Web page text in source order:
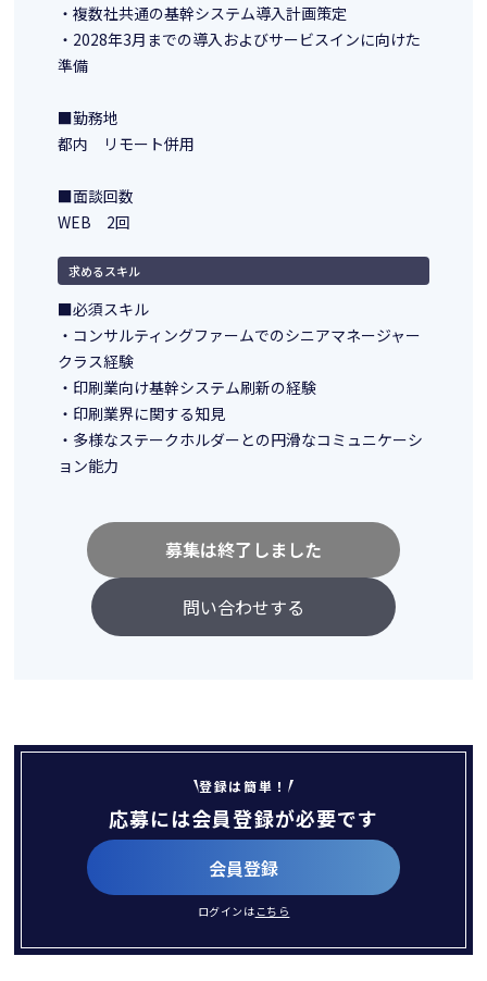
・複数社共通の基幹システム導入計画策定
・2028年3月までの導入およびサービスインに向けた
準備
■勤務地
都内 リモート併用
■面談回数
WEB 2回
求めるスキル
■必須スキル
・コンサルティングファームでのシニアマネージャー
クラス経験
・印刷業向け基幹システム刷新の経験
・印刷業界に関する知見
・多様なステークホルダーとの円滑なコミュニケーシ
ョン能力
問い合わせする
募集は終了しました
登録は簡単！
応募には会員登録が必要です
会員登録
ログインは こちら